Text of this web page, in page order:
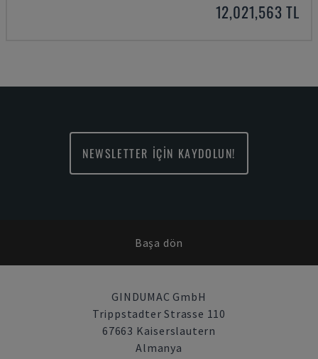
12,021,563 TL
NEWSLETTER İÇİN KAYDOLUN!
Başa dön
GINDUMAC GmbH
Trippstadter Strasse 110
67663 Kaiserslautern
Almanya